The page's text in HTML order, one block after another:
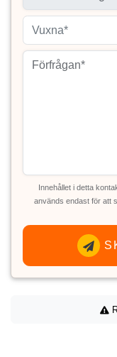
Vuxna*
Innehållet i detta
används endast för att